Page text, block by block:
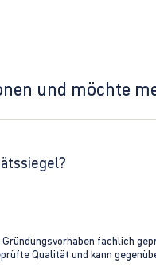
und möchte
fachlich
Qualität und kann